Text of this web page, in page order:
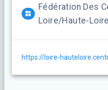
Fédération Des
Loire/Haute-Loire
https://loire-